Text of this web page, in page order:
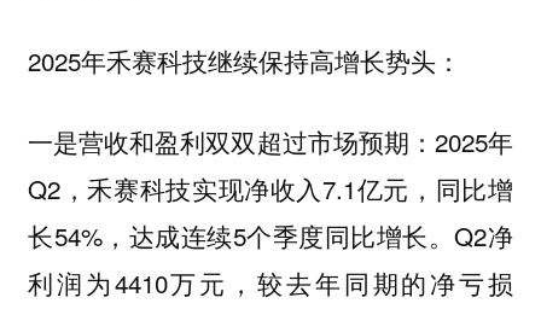
2025年禾赛科技继续保持高增长势头：
一是营收和盈利双双超过市场预期：2025年
Q2，禾赛科技实现净收入7.1亿元，同比增
长54%，达成连续5个季度同比增长。Q2净
利润为4410万元，较去年同期的净亏损